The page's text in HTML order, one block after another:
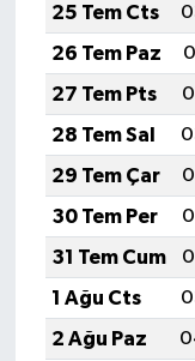
25 Tem Cts
26 Tem Paz
27 Tem Pts
28 Tem Sal
29 Tem Çar
30 Tem Per
31 Tem Cum
1 Ağu Cts
2 Ağu Paz